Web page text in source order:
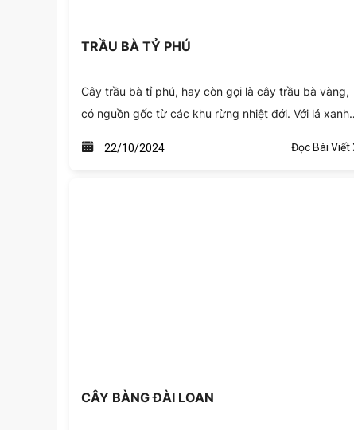
TRẦU BÀ TỶ PHÚ
Cây trầu bà tỉ phú, hay còn gọi là cây trầu bà vàng,
có nguồn gốc từ các khu rừng nhiệt đới. Với lá xanh
chỉ đẹp mà còn dễ chăm sóc. Đặc biệt, cây còn được
22/10/2024 Đọc Bài Viết
CÂY BÀNG ĐÀI LOAN